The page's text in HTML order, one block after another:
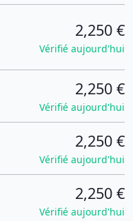
2,250 €
Vérifié aujourd'hui
2,250 €
Vérifié aujourd'hui
2,250 €
Vérifié aujourd'hui
2,250 €
Vérifié aujourd'hui